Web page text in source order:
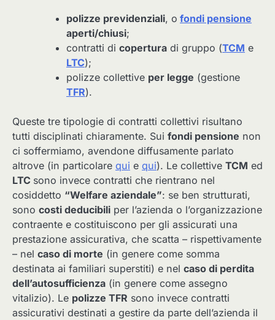
polizze previdenziali, o fondi pensione
aperti/chiusi;
contratti di copertura di gruppo (TCM e
LTC);
polizze collettive per legge (gestione
TFR).
Queste tre tipologie di contratti collettivi risultano
tutti disciplinati chiaramente. Sui fondi pensione non
ci soffermiamo, avendone diffusamente parlato
altrove (in particolare qui e qui). Le collettive TCM ed
LTC sono invece contratti che rientrano nel
cosiddetto “Welfare aziendale”: se ben strutturati,
sono costi deducibili per l’azienda o l’organizzazione
contraente e costituiscono per gli assicurati una
prestazione assicurativa, che scatta – rispettivamente
– nel caso di morte (in genere come somma
destinata ai familiari superstiti) e nel caso di perdita
dell’autosufficienza (in genere come assegno
vitalizio). Le polizze TFR sono invece contratti
assicurativi destinati a gestire da parte dell’azienda il